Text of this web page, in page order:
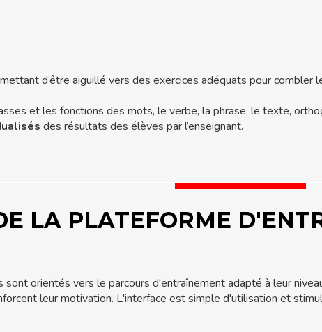
d’être aiguillé vers des exercices adéquats pour combler
et les fonctions des mots, le verbe, la phrase, le texte,
des résultats des élèves par l’enseignant.
LA PLATEFORME
orientés vers le parcours d'entraînement adapté à leur
leur motivation. L'interface est simple d'utilisation et